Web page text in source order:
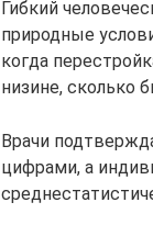
Гибкий
природные
когда
низине, сколько
Врачи
цифрами, а